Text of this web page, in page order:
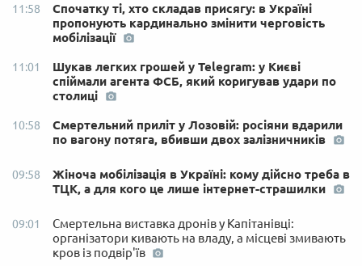
11:58
Спочатку ті, хто складав присягу: в Україні
пропонують кардинально змінити черговість
мобілізації
11:01
Шукав легких грошей у Telegram: у Києві
спіймали агента ФСБ, який коригував удари по
столиці
10:58
Смертельний приліт у Лозовій: росіяни вдарили
по вагону потяга, вбивши двох залізничників
09:58
Жіноча мобілізація в Україні: кому дійсно треба в
ТЦК, а для кого це лише інтернет-страшилки
09:01
Смертельна виставка дронів у Капітанівці:
організатори кивають на владу, а місцеві змивають
кров із подвір'їв